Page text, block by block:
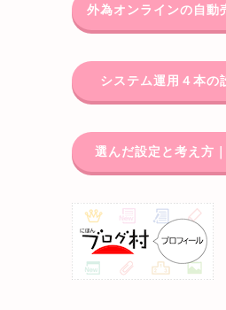
外為オンラインの自動
システム運用４本の
選んだ設定と考え方